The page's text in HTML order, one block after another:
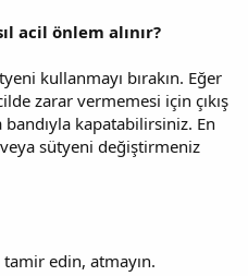
acil önlem alınır?
kullanmayı bırakın. Eğer
zarar vermemesi için çıkış
kapatabilirsiniz. En
sütyeni değiştirmeniz
edin, atmayın.